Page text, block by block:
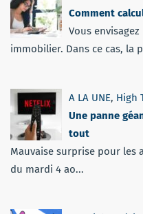
Comment
Vous
immobilier. Dans ce cas, la
A LA UNE, High
Une panne
tout
Mauvaise surprise pour les
du mardi 4 ao...